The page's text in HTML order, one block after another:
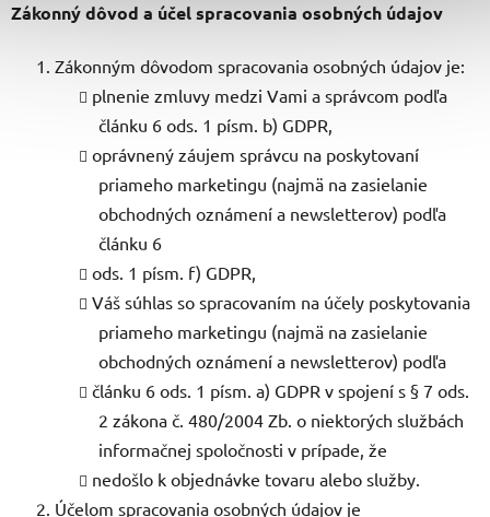
Zákonný dôvod a účel spracovania osobných údajov
Zákonným dôvodom spracovania osobných údajov je:
plnenie zmluvy medzi Vami a správcom podľa
článku 6 ods. 1 písm. b) GDPR,
oprávnený záujem správcu na poskytovaní
priameho marketingu (najmä na zasielanie
obchodných oznámení a newsletterov) podľa
článku 6
ods. 1 písm. f) GDPR,
Váš súhlas so spracovaním na účely poskytovania
priameho marketingu (najmä na zasielanie
obchodných oznámení a newsletterov) podľa
článku 6 ods. 1 písm. a) GDPR v spojení s § 7 ods.
2 zákona č. 480/2004 Zb. o niektorých službách
informačnej spoločnosti v prípade, že
nedošlo k objednávke tovaru alebo služby.
Účelom spracovania osobných údajov je